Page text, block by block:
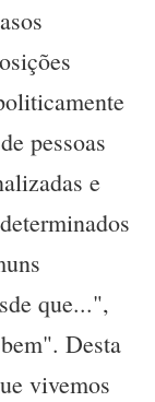
pessoas
e
que...",
Desta
vivemos